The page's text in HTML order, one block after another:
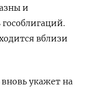
и
вблизи
укажет на